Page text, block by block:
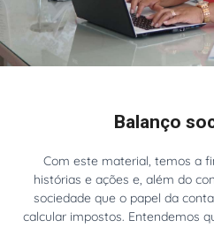
Balanço
Com este material, temos a
histórias e ações e, além do
sociedade que o papel da
calcular impostos. Entendemos